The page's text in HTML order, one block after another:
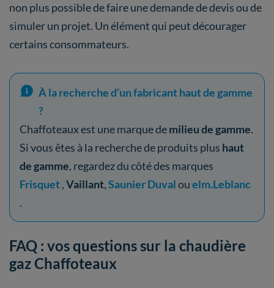
non plus possible de faire une demande de devis ou de
simuler un projet. Un élément qui peut décourager
certains consommateurs.
À la recherche d’un fabricant haut de gamme
?
Chaffoteaux est une marque demilieu de gamme.
Si vous êtes à la recherche de produits plus haut
de gamme, regardez du côté des marques
Frisquet,Vaillant,Saunier Duvalouelm.Leblanc
.
FAQ : vos questions sur la chaudière
gaz Chaffoteaux